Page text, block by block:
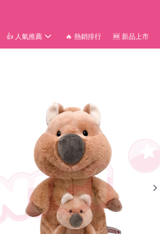
👍 人氣推薦 🔥 熱銷排行 🆕 新品上市